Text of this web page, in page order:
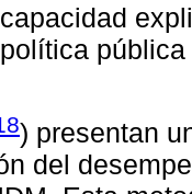
) presentan
del